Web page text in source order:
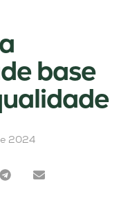
base
2024